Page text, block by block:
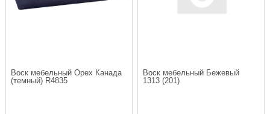
Воск мебельный Орех Канада
(темный) R4835
Воск мебельный Бежевый
1313 (201)